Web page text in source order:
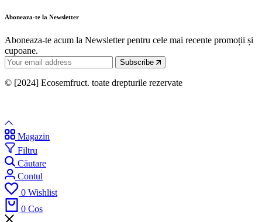
Aboneaza-te la Newsletter
Aboneaza-te acum la Newsletter pentru cele mai recente promoții și
cupoane.
Subscribe
© [2024] Ecosemfruct. toate drepturile rezervate
Magazin
Filtru
Căutare
Contul
0 Wishlist
0 Cos